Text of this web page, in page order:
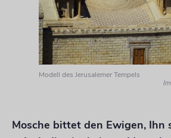
Modell des Jerusalemer Tempels
Mosche bittet den Ewigen, Ihn